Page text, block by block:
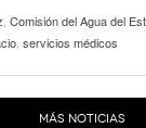
, Comisión del Agua del
, servicios médicos
MÁS NOTICIAS